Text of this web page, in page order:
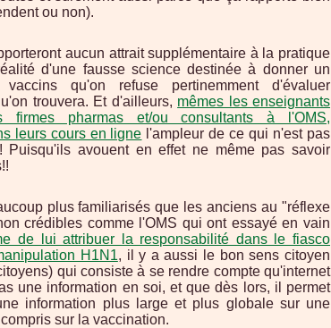
ou non).
aucun attrait supplémentaire à la pratique
d'une fausse science destinée à donner un
qu'on refuse pertinemment d'évaluer
trouvera. Et d'ailleurs, mêmes les enseignants
firmes pharmas et/ou consultants à l'OMS,
leurs cours en ligne l'ampleur de ce qui n'est pas
Puisqu'ils avouent en effet ne même pas savoir
plus familiarisés que les anciens au "réflexe
crédibles comme l'OMS qui ont essayé en vain
de lui attribuer la responsabilité dans le fiasco
H1N1, il y a aussi le bon sens citoyen
qui consiste à se rendre compte qu'internet
une information en soi, et que dès lors, il permet
information plus large et plus globale sur une
sur la vaccination.